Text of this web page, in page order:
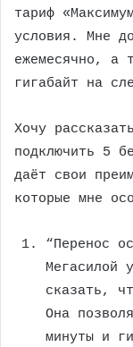
тариф
условия. Мне
ежемесячно, а
гигабайт на
Хочу
подключить 5
даёт свои
которые мне
“Перенос
Мегасилой
сказать,
Она
минуты и